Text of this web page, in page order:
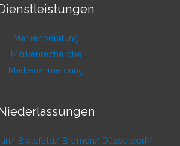
Markenberatung
Markenrecherche
Markenanmeldung
Bielefeld/ Bremen/ Düsseldorf/